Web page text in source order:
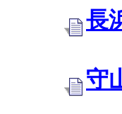
長
守